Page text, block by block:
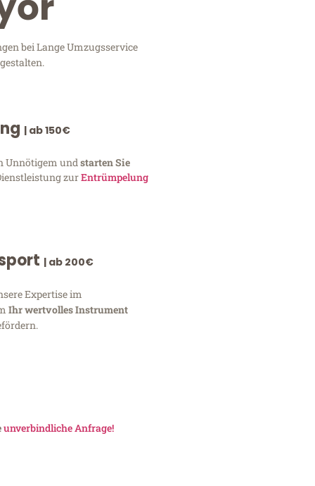
bei Lange Umzugsservice
| ab 150€
Unnötigem und starten Sie
zurEntrümpelung
| ab 200€
Expertise im
Ihr wertvolles Instrument
unverbindliche Anfrage!